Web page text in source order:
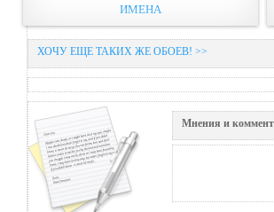
ИМЕНА
ХОЧУ ЕЩЕ ТАКИХ ЖЕ ОБОЕВ! >>
Мнения и